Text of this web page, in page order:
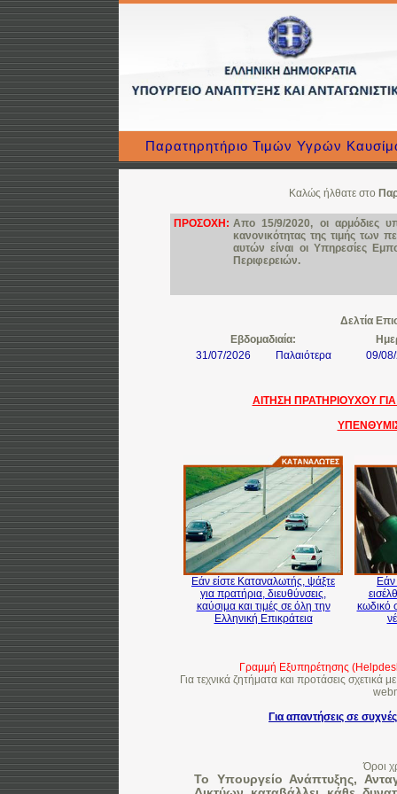
Παρατηρητήριο Τιμών Υγρών
Καλώς ήλθατε στο
ΠΡΟΣΟΧΗ: Απο 15/9/2020, οι αρμόδιες
κανονικότητας της τιμής των
αυτών είναι οι Υπηρεσίες
Περιφερειών.
Δελτία
Εβδομαδιαία:
31/07/2026
Παλαιότερα
09/
ΑΙΤΗΣΗ ΠΡΑΤΗΡΙΟΥΧΟΥ
Εάν είστε Καταναλωτής, ψάξτε
για πρατήρια, διευθύνσεις,
καύσιμα και τιμές σε όλη την
Ελληνική Επικράτεια
Εάν
κωδικό
Γραμμή Εξυπηρέτησης
Για τεχνικά ζητήματα και προτάσεις σχετικά
Για απαντήσεις σε
Όροι
Το Υπουργείο Ανάπτυξης,